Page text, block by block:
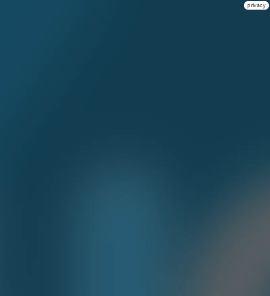
privacy